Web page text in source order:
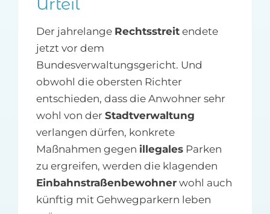
Der jahrelange Rechtsstreitendete
jetzt vor dem
Bundesverwaltungsgericht. Und
obwohl die obersten Richter
entschieden, dass die Anwohner sehr
wohl von der Stadtverwaltung
verlangen dürfen, konkrete
Maßnahmen gegen illegalesParken
zu ergreifen, werden die klagenden
Einbahnstraßenbewohnerwohl auch
künftig mit Gehwegparkern leben